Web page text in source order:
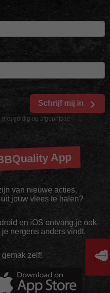
geldig op afgeprijsde
Schrijf mij in
App
van nieuwe acties,
jouw vlees te halen?
en iOS ontvang je ook
nergens anders vindt.
zelf! 🥩